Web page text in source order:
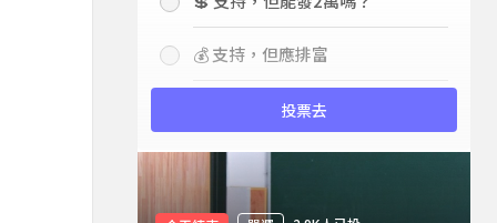
💰 支持，但應排富
投票去